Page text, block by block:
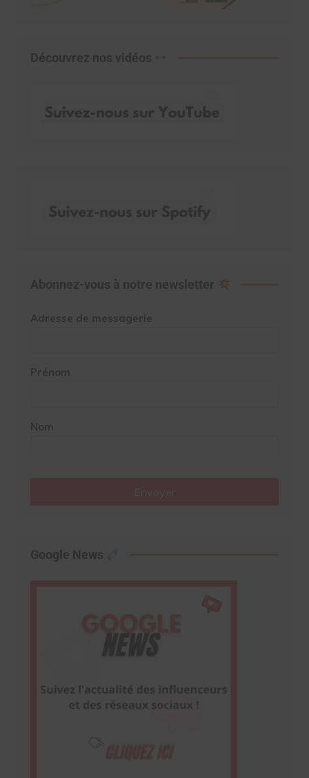
Découvrez nos vidéos
Abonnez-vous à notre newsletter
Adresse de messagerie
Prénom
Nom
Google News